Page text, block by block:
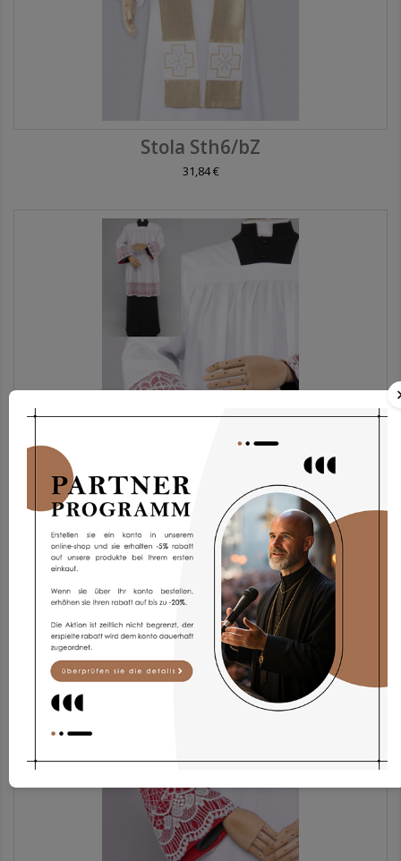
Stola Sth6/bZ
31,84 €
Chorrock Kp2g-3
173,93 €